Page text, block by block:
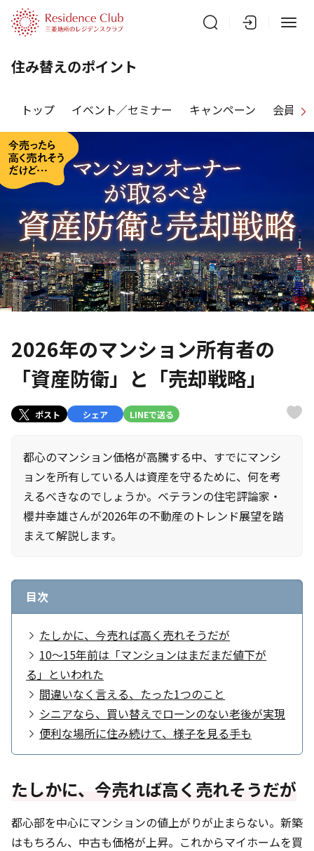
住み替えのポイント
トップ イベント／セミナー キャンペーン 会員特
2026年のマンション所有者の
「資産防衛」と「売却戦略」
ポスト シェア LINEで送る
都心のマンション価格が高騰する中、すでにマンシ
ョンを所有している人は資産を守るために、何を考
えるべきなのでしょうか。ベテランの住宅評論家・
櫻井幸雄さんが2026年の不動産のトレンド展望を踏
まえて解説します。
目次
たしかに、今売れば高く売れそうだが
10～15年前は「マンションはまだまだ値下が
る」といわれた
間違いなく言える、たった1つのこと
シニアなら、買い替えでローンのない老後が実現
便利な場所に住み続けて、様子を見る手も
たしかに、今売れば高く売れそうだが
都心部を中心にマンションの値上がりが止まらない。新築
はもちろん、中古も価格が上昇。これからマイホームを買